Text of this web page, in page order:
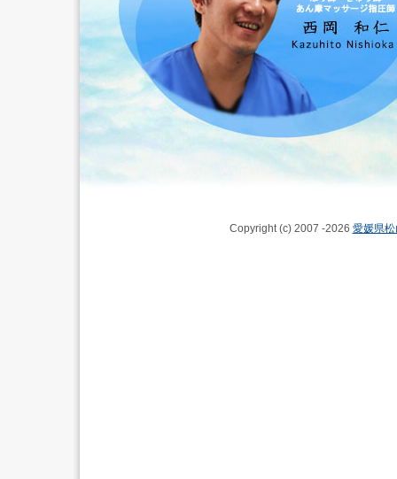
Copyright (c) 2007 -2026 愛媛県